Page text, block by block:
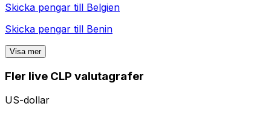
Skicka pengar till Belgien
Skicka pengar till Benin
Visa mer
Fler live CLP valutagrafer
US-dollar